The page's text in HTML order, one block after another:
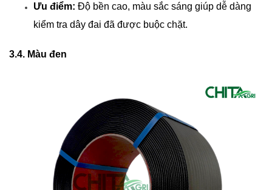
Ưu điểm: Độ bền cao, màu sắc sáng giúp dễ dàng
kiểm tra dây đai đã được buộc chặt.
3.4. Màu đen